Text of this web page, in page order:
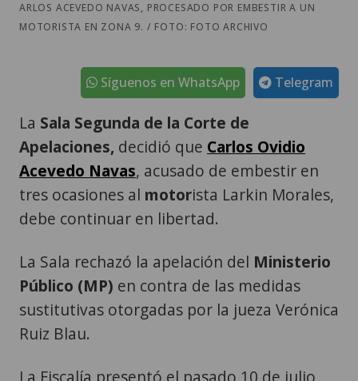
ARLOS ACEVEDO NAVAS, PROCESADO POR EMBESTIR A UN
MOTORISTA EN ZONA 9. / FOTO: FOTO ARCHIVO
Telegram
Síguenos en WhatsApp
La Sala Segunda de la Corte de
Apelaciones, decidió que Carlos Ovidio
Acevedo Navas, acusado de embestir en
tres ocasiones al motorista Larkin Morales,
debe continuar en libertad.
La Sala rechazó la apelación del Ministerio
Público (MP) en contra de las medidas
sustitutivas otorgadas por la jueza Verónica
Ruiz Blau.